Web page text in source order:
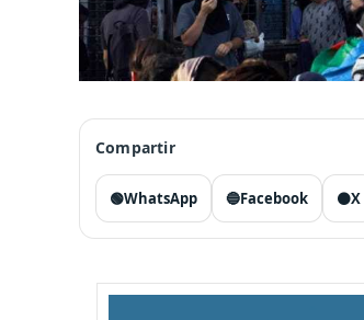
Compartir
🟢WhatsApp 🔵Facebook ⚫X